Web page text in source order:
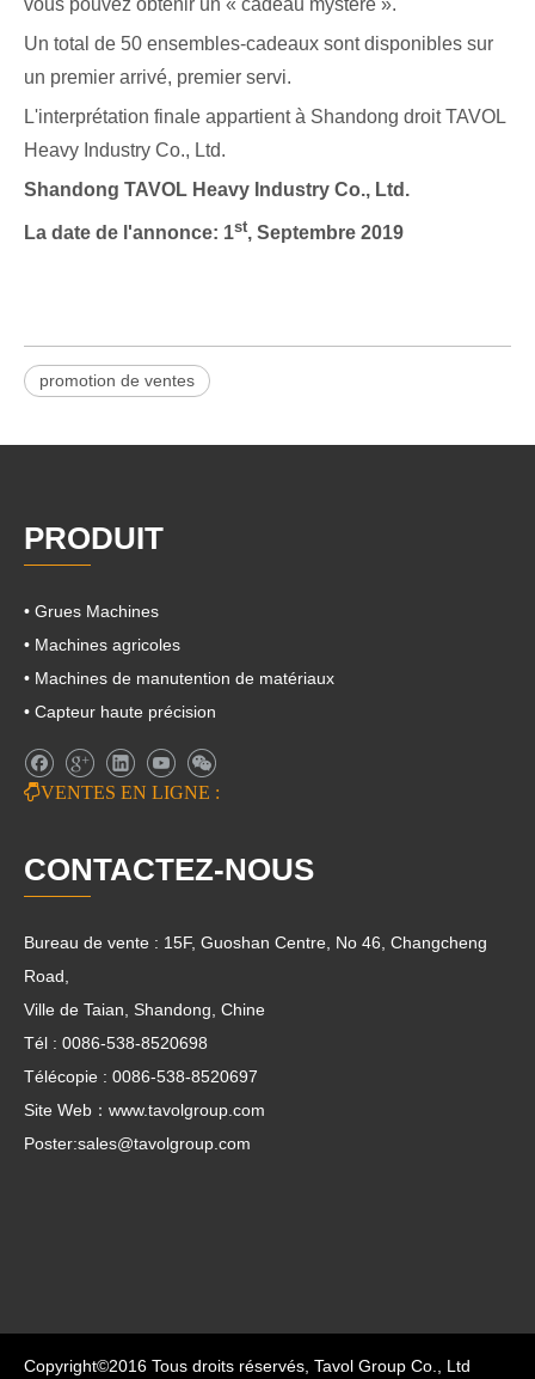
vous pouvez obtenir un « cadeau mystère ».
Un total de 50 ensembles-cadeaux sont disponibles sur
un premier arrivé, premier servi.
L'interprétation finale appartient à Shandong droit TAVOL
Heavy Industry Co., Ltd.
Shandong TAVOL Heavy Industry Co., Ltd.
La date de l'annonce: 1st, Septembre 2019
promotion de ventes
PRODUIT
• Grues Machines
• Machines agricoles
• Machines de manutention de matériaux
• Capteur haute précision
VENTES EN LIGNE :
CONTACTEZ-NOUS
Bureau de vente : 15F, Guoshan Centre, No 46, Changcheng
Road,
Ville de Taian, Shandong, Chine
Tél : 0086-538-8520698
Télécopie : 0086-538-8520697
Site Web：www.tavolgroup.com
Poster:sales@tavolgroup.com
Copyright©2016 Tous droits réservés, Tavol Group Co., Ltd